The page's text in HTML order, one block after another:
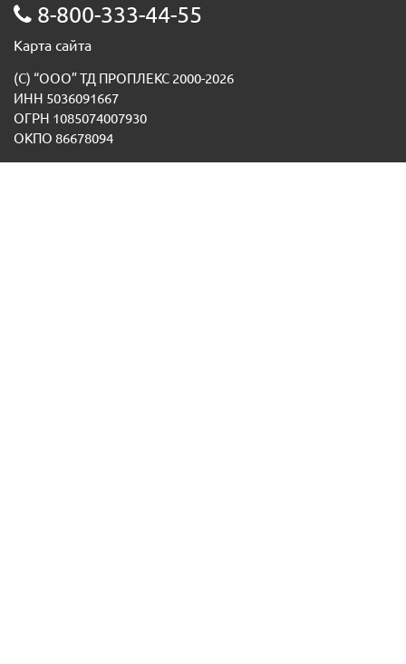
8-800-333-44-55
Карта сайта
(С) “ООО” ТД ПРОПЛЕКС 2000-2026
ИНН 5036091667
ОГРН 1085074007930
ОКПО 86678094